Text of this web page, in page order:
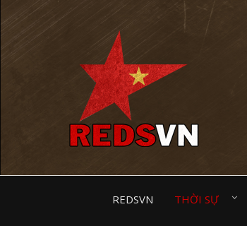
REDSVN THỜI SỰ⠀